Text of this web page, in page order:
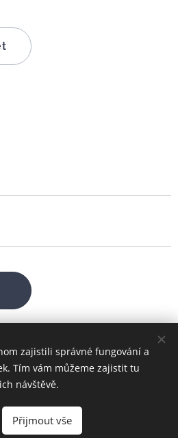
MARIA ŠTOJDL
zajistili správné fungování a
Tím vám můžeme zajistit tu
návštěvě.
Přijmout vše